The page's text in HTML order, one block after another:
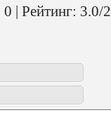
0 | Рейтинг: 3.0/2